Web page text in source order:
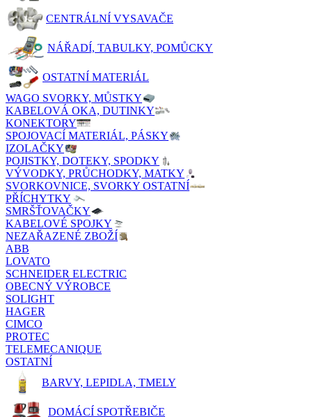
CENTRÁLNÍ VYSAVAČE
NÁŘADÍ, TABULKY, POMŮCKY
OSTATNÍ MATERIÁL
WAGO SVORKY, MŮSTKY
KABELOVÁ OKA, DUTINKY
KONEKTORY
SPOJOVACÍ MATERIÁL, PÁSKY
IZOLAČKY
POJISTKY, DOTEKY, SPODKY
VÝVODKY, PRŮCHODKY, MATKY
SVORKOVNICE, SVORKY OSTATNÍ
PŘÍCHYTKY
SMRŠŤOVAČKY
KABELOVÉ SPOJKY
NEZAŘAZENÉ ZBOŽÍ
ABB
LOVATO
SCHNEIDER ELECTRIC
OBECNÝ VÝROBCE
SOLIGHT
HAGER
CIMCO
PROTEC
TELEMECANIQUE
OSTATNÍ
BARVY, LEPIDLA, TMELY
DOMÁCÍ SPOTŘEBIČE